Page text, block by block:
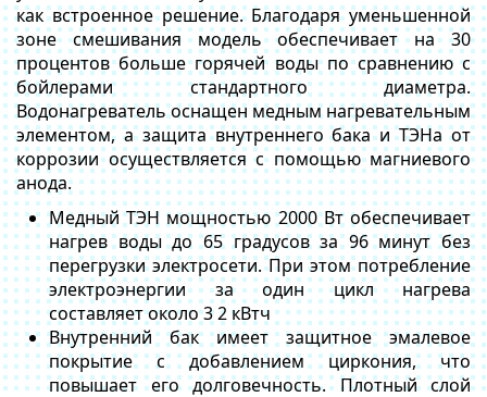
как встроенное решение. Благодаря уменьшенной
зоне смешивания модель обеспечивает на 30
процентов больше горячей воды по сравнению с
бойлерами стандартного диаметра.
Водонагреватель оснащен медным нагревательным
элементом, а защита внутреннего бака и ТЭНа от
коррозии осуществляется с помощью магниевого
анода.
Медный ТЭН мощностью 2000 Вт обеспечивает
нагрев воды до 65 градусов за 96 минут без
перегрузки электросети. При этом потребление
электроэнергии за один цикл нагрева
составляет около 3 2 кВтч
Внутренний бак имеет защитное эмалевое
покрытие с добавлением циркония, что
повышает его долговечность. Плотный слой